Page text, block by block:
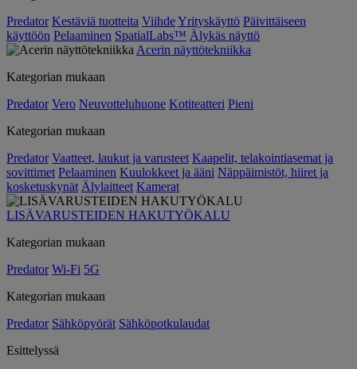
Predator Kestäviä tuotteita ViihdeYrityskäyttö Päivittäiseen
käyttöön Pelaaminen SpatialLabs™ Älykäs näyttö
Acerin näyttötekniikka
Kategorian mukaan
Predator Vero Neuvotteluhuone Kotiteatteri Pieni
Kategorian mukaan
Predator Vaatteet, laukut ja varusteet Kaapelit, telakointiasemat ja
sovittimet Pelaaminen Kuulokkeet ja ääni Näppäimistöt, hiiret ja
kosketuskynät Älylaitteet Kamerat
LISÄVARUSTEIDEN HAKUTYÖKALU
Kategorian mukaan
Predator Wi-Fi 5G
Kategorian mukaan
Predator Sähköpyörät Sähköpotkulaudat
Esittelyssä